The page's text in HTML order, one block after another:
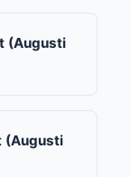
(Augusti
(Augusti